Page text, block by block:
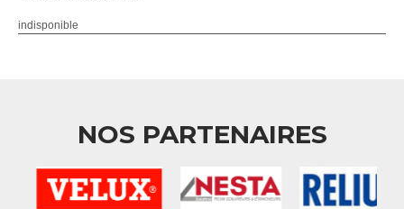
indisponible
NOS PARTENAIRES